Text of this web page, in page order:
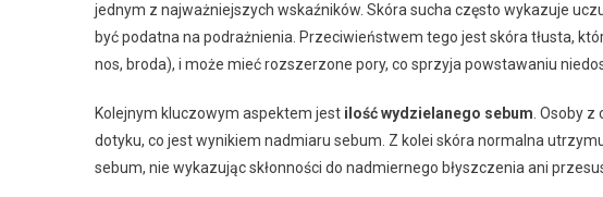
jednym z najważniejszych wskaźników. Skóra sucha często wykazuje
być podatna na podrażnienia. Przeciwieństwem tego jest skóra tłusta,
nos, broda), i może mieć rozszerzone pory, co sprzyja powstawaniu
Kolejnym kluczowym aspektem jest ilość wydzielanego sebum . Osoby
dotyku, co jest wynikiem nadmiaru sebum. Z kolei skóra normalna
sebum, nie wykazując skłonności do nadmiernego błyszczenia ani